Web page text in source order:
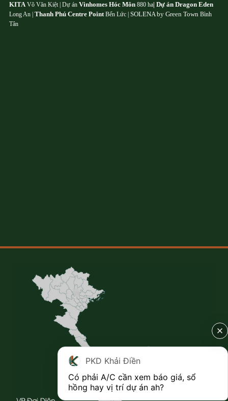
KITAVõ Văn Kiệt | Dự án Vinhomes Hóc Môn 880 ha Dự án Dragon Eden
Long An | Thanh Phú Centre PointBến Lức | SOLENA by Green Town Bình
Tân
PKD Khải Điền
Có phải A/C cần xem báo giá, sổ
hồng hay vị trí dự án ah?